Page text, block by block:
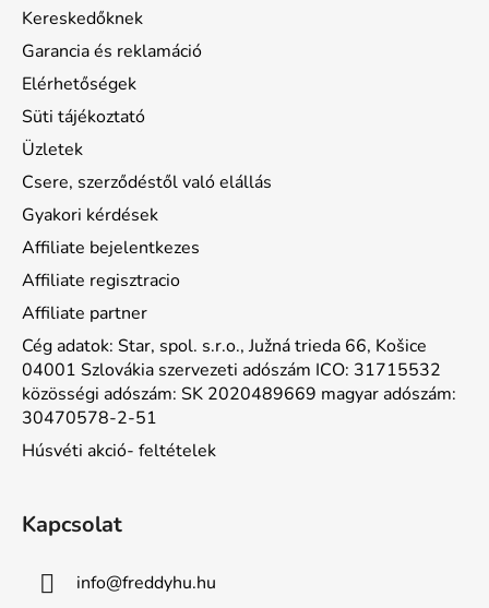
Kereskedőknek
Garancia és reklamáció
Elérhetőségek
Süti tájékoztató
Üzletek
Csere, szerződéstől való elállás
Gyakori kérdések
Affiliate bejelentkezes
Affiliate regisztracio
Affiliate partner
Cég adatok: Star, spol. s.r.o., Južná trieda 66, Košice
04001 Szlovákia szervezeti adószám ICO: 31715532
közösségi adószám: SK 2020489669 magyar adószám:
30470578-2-51
Húsvéti akció- feltételek
Kapcsolat
info@freddyhu.hu